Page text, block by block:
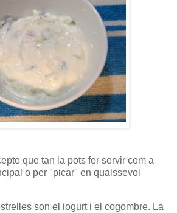
que tan la pots fer servir com a
o per "picar" en qualssevol
son el iogurt i el cogombre. La